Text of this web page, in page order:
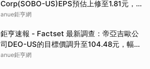
Corp(SOBO-US)EPS預估上修至1.81元，
預估目標價為35.83元
anue鉅亨網
鉅亨速報 - Factset 最新調查：帝亞吉歐公
司DEO-US的目標價調升至104.48元，幅度
約3.43%
anue鉅亨網